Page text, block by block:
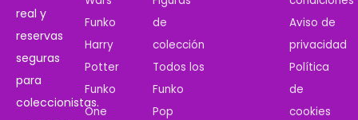
real y
reservas
seguras
para
coleccionistas.
Funko
Harry
Potter
Funko
One
de
colección
Todos los
Funko
Pop
Aviso de
privacidad
Política
de
cookies